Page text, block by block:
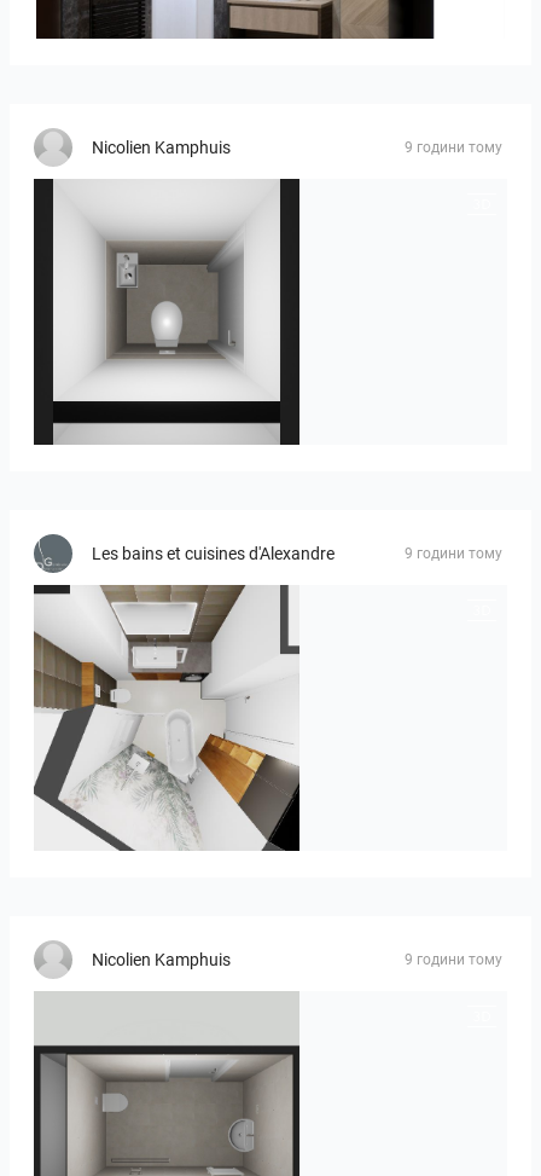
Ivelin_7
Nicolien Kamphuis 9 години тому
23-030409 bnr. 12
Les bains et cuisines d'Alexandre 9 години тому
MOULIN
Nicolien Kamphuis 9 години тому